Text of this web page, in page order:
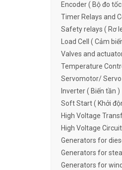
Encoder ( Bộ đo
Timer Relays and
Safety relays ( Rơ
Load Cell ( Cảm
Valves and
Temperature
Servomotor/ Servo
Inverter ( Biến tần )
Soft Start ( Khởi
High Voltage
High Voltage
Generators for
Generators for
Generators for